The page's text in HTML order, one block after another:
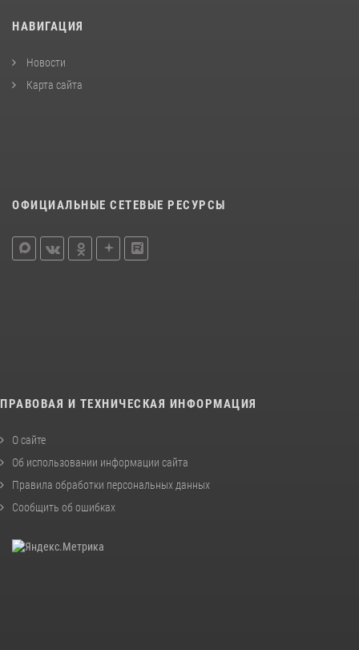
НАВИГАЦИЯ
Новости
Карта сайта
ОФИЦИАЛЬНЫЕ СЕТЕВЫЕ РЕСУРСЫ
ПРАВОВАЯ И ТЕХНИЧЕСКАЯ ИНФОРМАЦИЯ
О сайте
Об использовании информации сайта
Правила обработки персональных данных
Сообщить об ошибках